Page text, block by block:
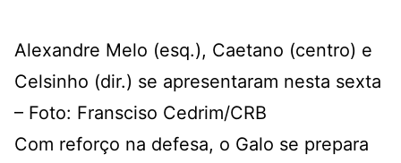
Alexandre Melo (esq.), Caetano (centro) e
Celsinho (dir.) se apresentaram nesta sexta
– Foto: Fransciso Cedrim/CRB
Com reforço na defesa, o Galo se prepara